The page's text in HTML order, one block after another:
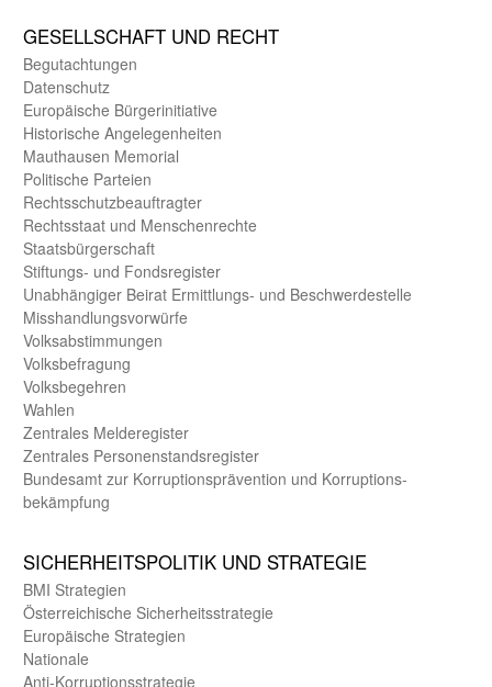
GE­SELL­SCHAFT UND RECHT
Begut­achtungen
Daten­schutz
Europäische Bürger­initiative
Historische Angelegen­heiten
Mauthausen Memorial
Politische Parteien
Rechts­schutz­beauftragter
Rechts­staat und Menschen­rechte
Staats­bürger­schaft
Stiftungs- und Fonds­register
Unab­hängiger Beirat Ermittlungs- und Beschwerde­stelle
Misshandlungs­vorwürfe
Volks­abstimmungen
Volks­befragung
Volks­begehren
Wahlen
Zentrales Melde­register
Zentrales Personen­stands­register
Bundes­amt zur Korrup­tions­prävention und Korrup­tions­
bekämpfung
SICHER­HEITS­POLITIK UND STRATEGIE
BMI Strategien
Öster­reichische Sicherheits­strategie
Europäische Strategien
Nationale
Anti-Korruptions­strategie